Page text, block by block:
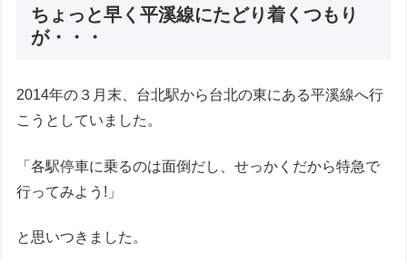
ちょっと早く平溪線にたどり着くつもり
が・・・
2014年の３月末、台北駅から台北の東にある平溪線へ行
こうとしていました。
「各駅停車に乗るのは面倒だし、せっかくだから特急で
行ってみよう!」
と思いつきました。